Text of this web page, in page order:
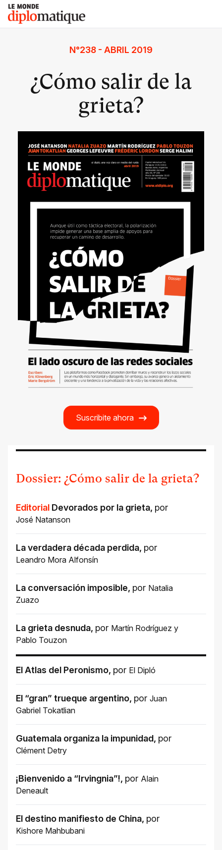
Skip
content
Le monde diplomatique
N°238 - ABRIL 2019
¿Cómo salir de la
grieta?
Suscribite ahora
Dossier: ¿Cómo salir de la grieta?
Editorial Devorados por la grieta, por
José Natanson
La verdadera década perdida, por
Leandro Mora Alfonsín
La conversación imposible, por Natalia
Zuazo
La grieta desnuda, por Martín Rodríguez y
Pablo Touzon
El Atlas del Peronismo, por El Dipló
El “gran” trueque argentino, por Juan
Gabriel Tokatlian
Guatemala organiza la impunidad, por
Clément Detry
¡Bienvenido a “Irvingnia”!, por Alain
Deneault
El destino manifiesto de China, por
Kishore Mahbubani